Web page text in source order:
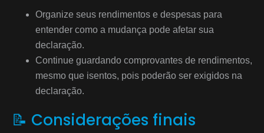
Organize seus rendimentos e despesas para
entender como a mudança pode afetar sua
declaração.
Continue guardando comprovantes de rendimentos,
mesmo que isentos, pois poderão ser exigidos na
declaração.
📝 Considerações finais